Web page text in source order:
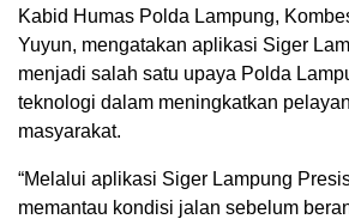
Kabid Humas Polda Lampung,
Yuyun, mengatakan aplikasi Siger
menjadi salah satu upaya Polda
teknologi dalam meningkatkan
masyarakat.
“Melalui aplikasi Siger Lampung
memantau kondisi jalan sebelum